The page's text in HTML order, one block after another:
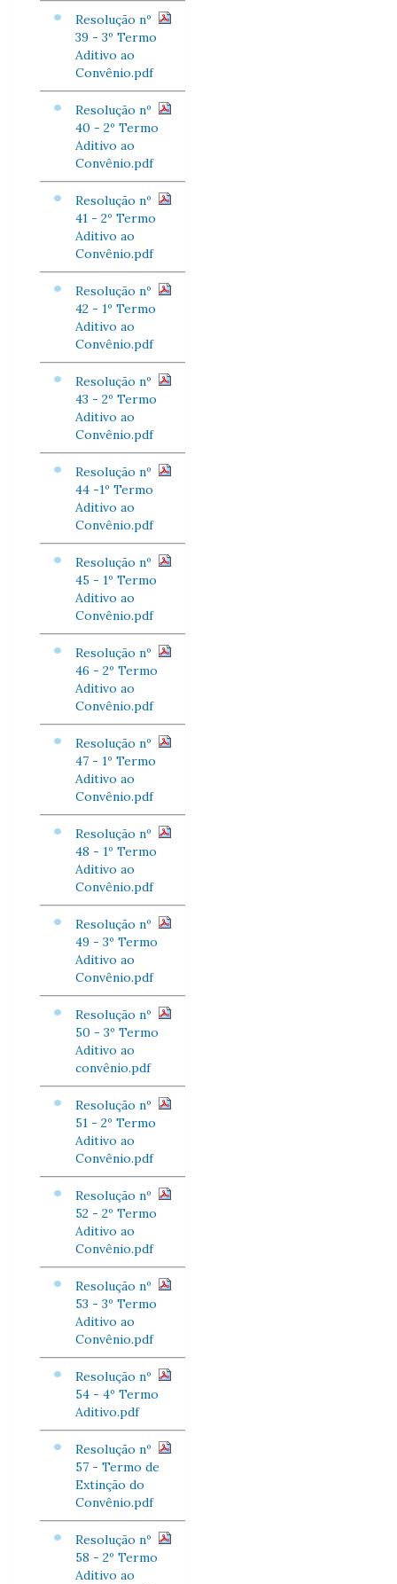
Resolução nº
39 - 3º Termo
Aditivo ao
Convênio.pdf
Resolução nº
40 - 2º Termo
Aditivo ao
Convênio.pdf
Resolução nº
41 - 2º Termo
Aditivo ao
Convênio.pdf
Resolução nº
42 - 1º Termo
Aditivo ao
Convênio.pdf
Resolução nº
43 - 2º Termo
Aditivo ao
Convênio.pdf
Resolução nº
44 -1º Termo
Aditivo ao
Convênio.pdf
Resolução nº
45 - 1º Termo
Aditivo ao
Convênio.pdf
Resolução nº
46 - 2º Termo
Aditivo ao
Convênio.pdf
Resolução nº
47 - 1º Termo
Aditivo ao
Convênio.pdf
Resolução nº
48 - 1º Termo
Aditivo ao
Convênio.pdf
Resolução nº
49 - 3º Termo
Aditivo ao
Convênio.pdf
Resolução nº
50 - 3º Termo
Aditivo ao
convênio.pdf
Resolução nº
51 - 2º Termo
Aditivo ao
Convênio.pdf
Resolução nº
52 - 2º Termo
Aditivo ao
Convênio.pdf
Resolução nº
53 - 3º Termo
Aditivo ao
Convênio.pdf
Resolução nº
54 - 4º Termo
Aditivo.pdf
Resolução nº
57 - Termo de
Extinção do
Convênio.pdf
Resolução nº
58 - 2º Termo
Aditivo ao